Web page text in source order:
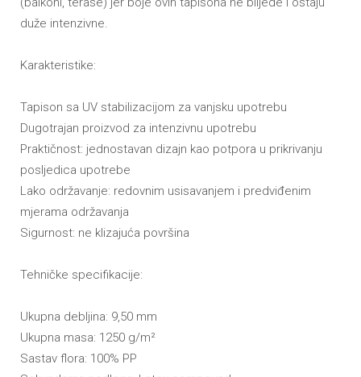
duže intenzivne.
Karakteristike:
Tapison sa UV stabilizacijom za vanjsku upotrebu
Dugotrajan proizvod za intenzivnu upotrebu
Praktičnost: jednostavan dizajn kao potpora u prikrivanju
posljedica upotrebe
Lako održavanje: redovnim usisavanjem i predviđenim
mjerama održavanja
Sigurnost: ne klizajuća površina
Tehničke specifikacije:
Ukupna debljina: 9,50 mm
Ukupna masa: 1250 g/m²
Sastav flora: 100% PP